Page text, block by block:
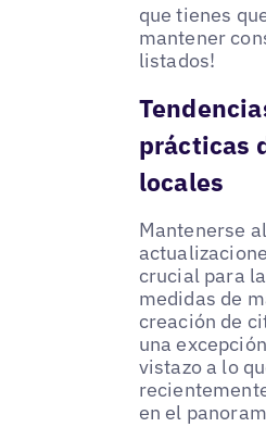
que tienes
mantener
listados!
prácticas
locales
Mantenerse
crucial para
medidas de
creación de
una
vistazo a lo
en el